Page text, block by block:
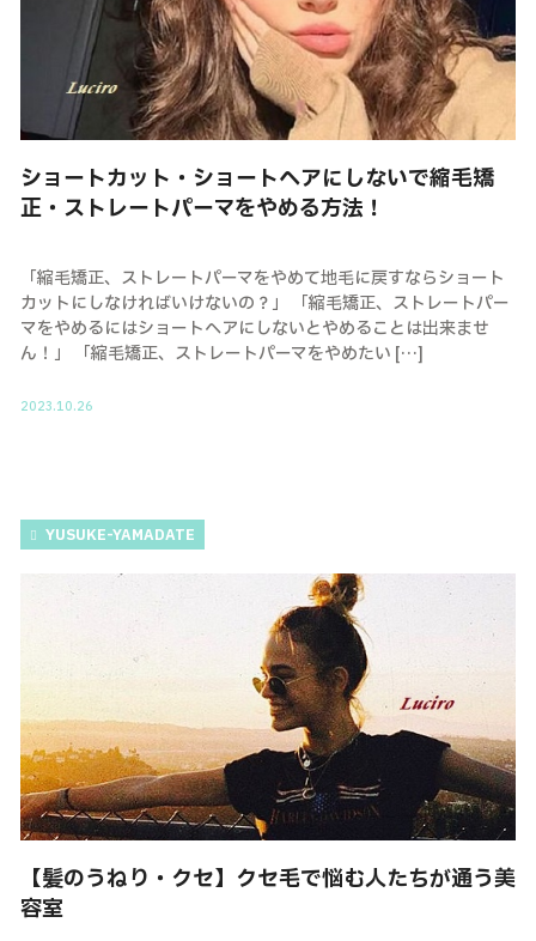
ショートカット・ショートヘアにしないで縮毛矯
正・ストレートパーマをやめる方法！
「縮毛矯正、ストレートパーマをやめて地毛に戻すならショート
カットにしなければいけないの？」 「縮毛矯正、ストレートパー
マをやめるにはショートヘアにしないとやめることは出来ませ
ん！」 「縮毛矯正、ストレートパーマをやめたい […]
2023.10.26
YUSUKE-YAMADATE
【髪のうねり・クセ】クセ毛で悩む人たちが通う美
容室